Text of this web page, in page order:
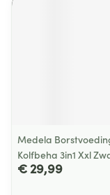
Medela
Kolfbeha 3in1 Xxl
€ 29,99